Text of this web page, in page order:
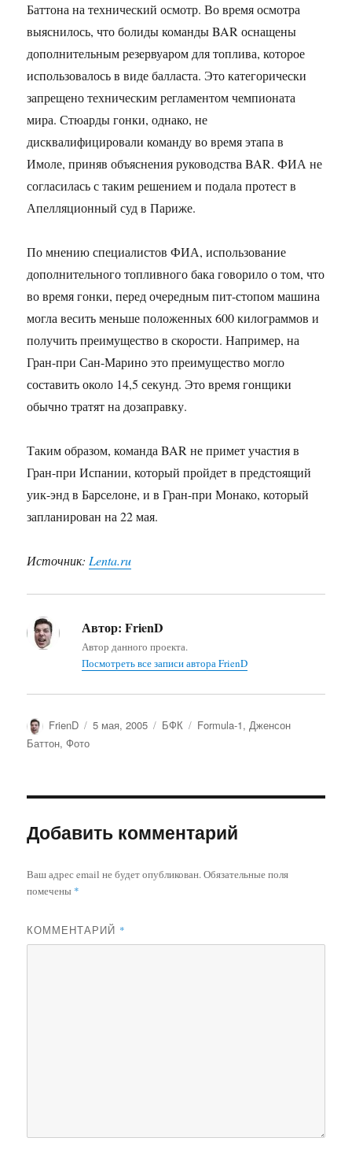
Баттона на технический осмотр. Во время осмотра
выяснилось, что болиды команды BAR оснащены
дополнительным резервуаром для топлива, которое
использовалось в виде балласта. Это категорически
запрещено техническим регламентом чемпионата
мира. Стюарды гонки, однако, не
дисквалифицировали команду во время этапа в
Имоле, приняв объяснения руководства BAR. ФИА не
согласилась с таким решением и подала протест в
Апелляционный суд в Париже.
По мнению специалистов ФИА, использование
дополнительного топливного бака говорило о том, что
во время гонки, перед очередным пит-стопом машина
могла весить меньше положенных 600 килограммов и
получить преимущество в скорости. Например, на
Гран-при Сан-Марино это преимущество могло
составить около 14,5 секунд. Это время гонщики
обычно тратят на дозаправку.
Таким образом, команда BAR не примет участия в
Гран-при Испании, который пройдет в предстоящий
уик-энд в Барселоне, и в Гран-при Монако, который
запланирован на 22 мая.
Источник:Lenta.ru
Автор: FrienD
Автор данного проекта.
Посмотреть все записи автора FrienD
Автор
FrienD Опубликовано
5 мая, 2005 Рубрики
БФК Метки
Formula-1,Дженсон
Баттон,Фото
Добавить комментарий
Ваш адрес email не будет опубликован. Обязательные поля
помечены *
КОММЕНТАРИЙ *